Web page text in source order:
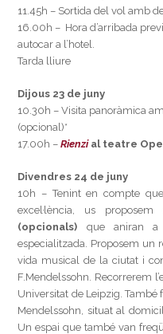
11.45h – Sortida del vol amb
16.00h – Hora d’arribada
autocar a l’hotel.
Tarda lliure
Dijous 23 de juny
10.30h – Visita panoràmica
(opcional)*
17.00h –Rienzi al teatre
Divendres 24 de juny
10h – Tenint en compte
excel·lència, us proposem
(opcionals) que aniran a
especialitzada. Proposem un
vida musical de la ciutat i
F.Mendelssohn. Recorrerem
Universitat de Leipzig.
Mendelssohn, situat al
Un espai que també van